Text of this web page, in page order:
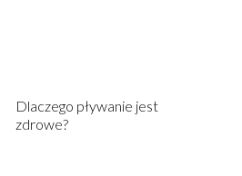
Dlaczego pływanie jest
zdrowe?